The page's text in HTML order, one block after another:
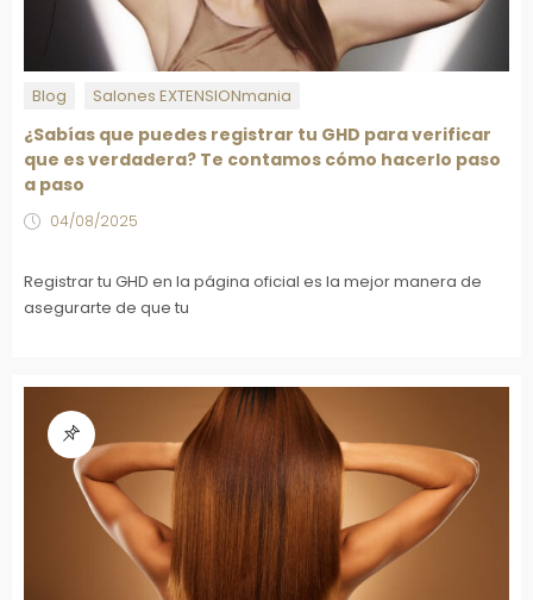
Blog Salones EXTENSIONmania
¿Sabías que puedes registrar tu GHD para verificar
que es verdadera? Te contamos cómo hacerlo paso
a paso
04/08/2025
Registrar tu GHD en la página oficial es la mejor manera de
asegurarte de que tu